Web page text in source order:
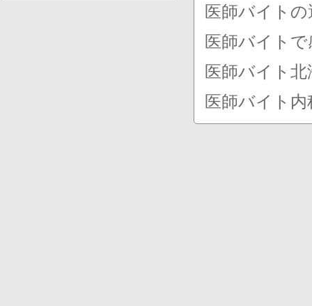
医師バイト
医師バイト
医師バイト
医師バイト